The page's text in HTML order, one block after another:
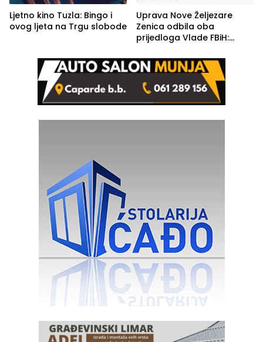
Ljetno kino Tuzla: Bingo i
ovog ljeta na Trgu slobode
Uprava Nove Željezare
Zenica odbila oba
prijedloga Vlade FBiH:
rješenje